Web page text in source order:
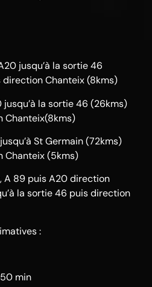
jusqu’à la sortie 46
Chanteix (8kms)
jusqu’à la sortie 46 (26kms)
Chanteix(8kms)
St Germain (72kms)
Chanteix (5kms)
A 89 puis A20 direction
la sortie 46 puis direction
:
min